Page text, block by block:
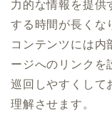
力的な情報を提供
する時間が長くな
コンテンツには内
ージへのリンクを
巡回しやすくして
理解させます。